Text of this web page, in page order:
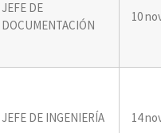
JEFE DE
DOCUMENTACIÓN
10
JEFE DE INGENIERÍA 14